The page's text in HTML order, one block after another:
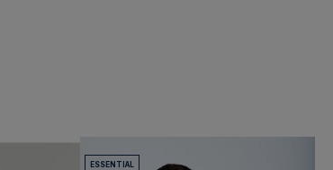
ESSENTIAL